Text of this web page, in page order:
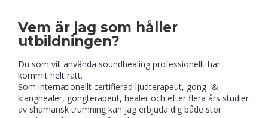
Vem är jag som håller
utbildningen?
Du som vill använda soundhealing professionellt har
kommit helt rätt.
Som internationellt certifierad ljudterapeut, gong- &
klanghealer, gongterapeut, healer och efter flera års studier
av shamansk trumning kan jag erbjuda dig både stor